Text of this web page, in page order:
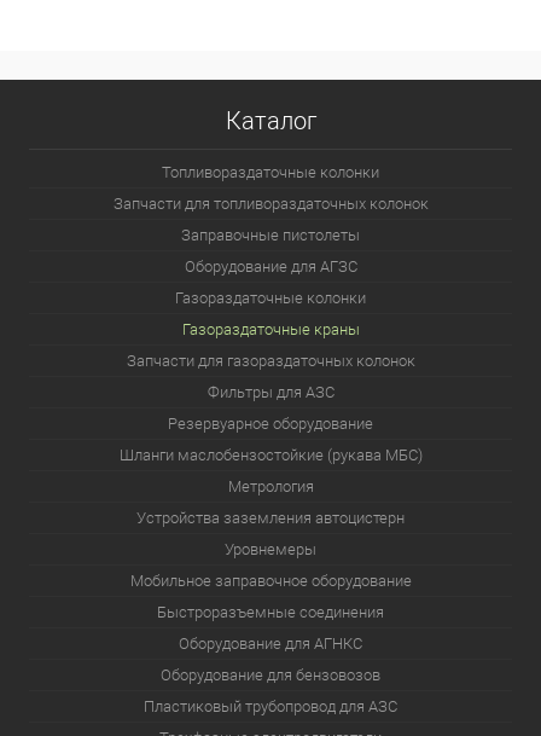
Каталог
Топливораздаточные колонки
Запчасти для топливораздаточных колонок
Заправочные пистолеты
Оборудование для АГЗС
Газораздаточные колонки
Газораздаточные краны
Запчасти для газораздаточных колонок
Фильтры для АЗС
Резервуарное оборудование
Шланги маслобензостойкие (рукава МБС)
Метрология
Устройства заземления автоцистерн
Уровнемеры
Мобильное заправочное оборудование
Быстроразъемные соединения
Оборудование для АГНКС
Оборудование для бензовозов
Пластиковый трубопровод для АЗС